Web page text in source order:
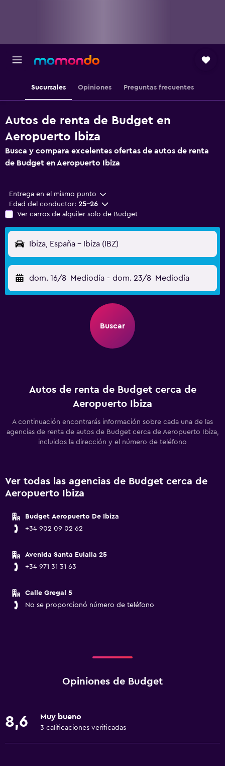
Sucursales Opiniones Preguntas frecuentes
Autos de renta de Budget en
Aeropuerto Ibiza
Busca y compara excelentes ofertas de autos de renta
de Budget en Aeropuerto Ibiza
Entrega en el mismo punto
Edad del conductor: 25-26
Ver carros de alquiler solo de Budget
Ibiza, España - Ibiza (IBZ)
dom. 16/8 Mediodía - dom. 23/8 Mediodía
Buscar
Autos de renta de Budget cerca de
Aeropuerto Ibiza
A continuación encontrarás información sobre cada una de las
agencias de renta de autos de Budget cerca de Aeropuerto Ibiza,
incluidos la dirección y el número de teléfono
Ver todas las agencias de Budget cerca de
Aeropuerto Ibiza
Budget Aeropuerto De Ibiza
+34 902 09 02 62
Avenida Santa Eulalia 25
+34 971 31 31 63
Calle Gregal 5
No se proporcionó número de teléfono
Opiniones de Budget
8,6 Muy bueno
3 calificaciones verificadas